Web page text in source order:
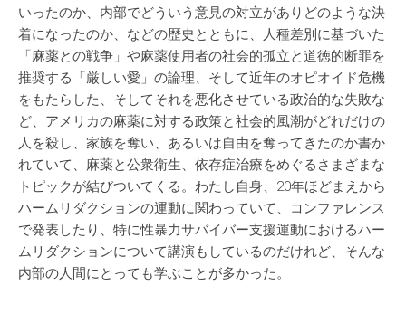
いったのか、内部でどういう意見の対立がありどのような決
着になったのか、などの歴史とともに、人種差別に基づいた
「麻薬との戦争」や麻薬使用者の社会的孤立と道徳的断罪を
推奨する「厳しい愛」の論理、そして近年のオピオイド危機
をもたらした、そしてそれを悪化させている政治的な失敗な
ど、アメリカの麻薬に対する政策と社会的風潮がどれだけの
人を殺し、家族を奪い、あるいは自由を奪ってきたのか書か
れていて、麻薬と公衆衛生、依存症治療をめぐるさまざまな
トピックが結びついてくる。わたし自身、20年ほどまえから
ハームリダクションの運動に関わっていて、コンファレンス
で発表したり、特に性暴力サバイバー支援運動におけるハー
ムリダクションについて講演もしているのだけれど、そんな
内部の人間にとっても学ぶことが多かった。